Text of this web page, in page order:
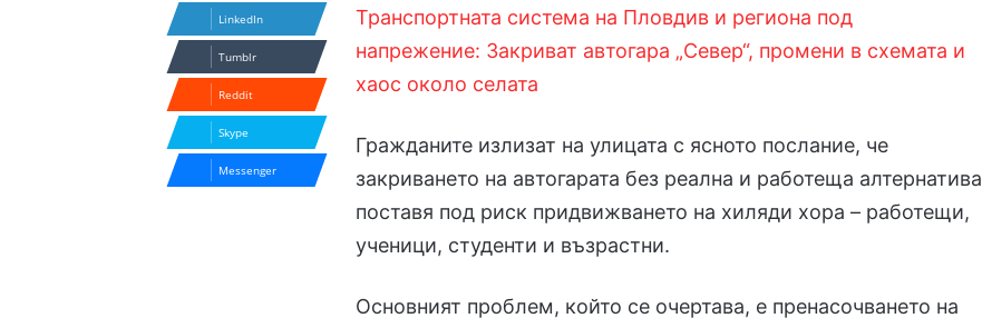
Транспортната система на Пловдив и региона под
напрежение: Закриват автогара „Север“, промени в схемата и
хаос около селата
Гражданите излизат на улицата с ясното послание, че
закриването на автогарата без реална и работеща алтернатива
поставя под риск придвижването на хиляди хора – работещи,
ученици, студенти и възрастни.
Основният проблем, който се очертава, е пренасочването на
LinkedIn
Tumblr
Reddit
Skype
Messenger